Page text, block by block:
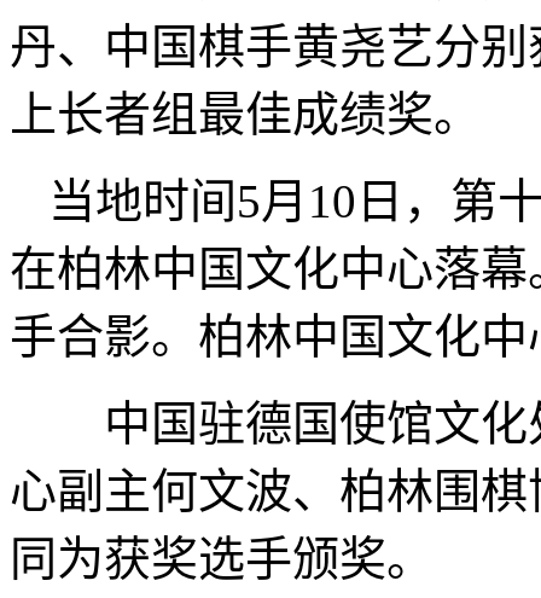
丹、中国棋手黄尧艺分
上长者组最佳成绩奖。
当地时间5月10日，第
在柏林中国文化中心落
手合影。柏林中国文化中
中国驻德国使馆文化
心副主何文波、柏林围
同为获奖选手颁奖。